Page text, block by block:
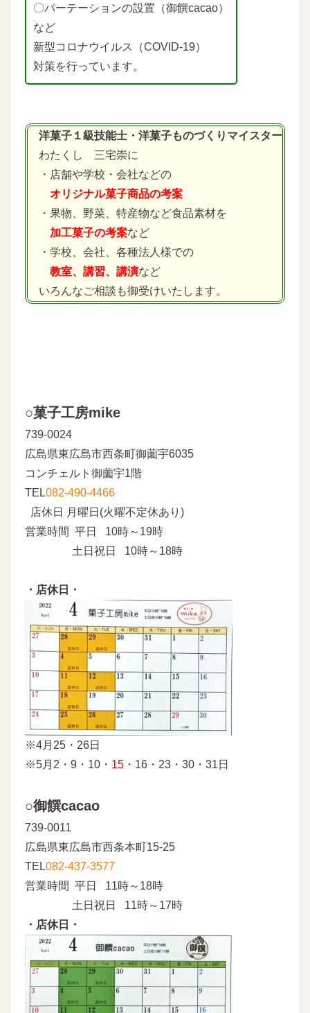
〇パーテーションの設置（御饌cacao）
など
新型コロナウイルス（COVID-19）
対策を行っています。
洋菓子１級技能士・洋菓子ものづくりマイスター
わたくし 三宅崇に
・店舗や学校・会社などの
オリジナル菓子商品の考案
・果物、野菜、特産物など食品素材を
加工菓子の考案など
・学校、会社、各種法人様での
教室、講習、講演など
いろんなご相談も御受けいたします。
○菓子工房mike
739-0024
広島県東広島市西条町御薗宇6035
コンチェルト御薗宇1階
TEL082-490-4466
店休日 月曜日(火曜不定休あり)
営業時間 平日 10時～19時
土日祝日 10時～18時
・店休日・
※4月25・26日
※5月2・9・10・ 15 ・16・23・30・31日
○御饌cacao
739-0011
広島県東広島市西条本町15-25
TEL082-437-3577
営業時間 平日 11時～18時
土日祝日 11時～17時
・店休日・